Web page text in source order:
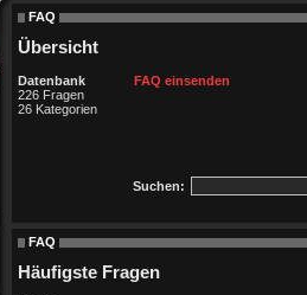
FAQ
Übersicht
Datenbank
FAQ einsenden
226 Fragen
26 Kategorien
Suchen:
FAQ
Häufigste Fragen